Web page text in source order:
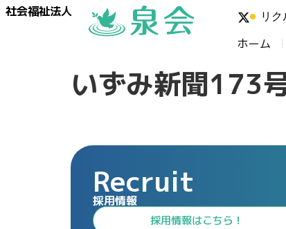
社会福祉法人 リ
ホーム
いずみ新聞173
Recruit
採用情報
⁩採用情報⁩はこちら！